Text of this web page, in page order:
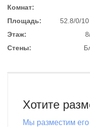
Комнат:
Площадь:
52.8/0/
Этаж:
Стены:
Хотите
Мы разместим